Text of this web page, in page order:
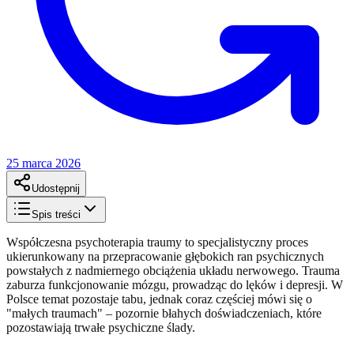
25 marca 2026
Udostępnij
Spis treści
Współczesna psychoterapia traumy to specjalistyczny proces
ukierunkowany na przepracowanie głębokich ran psychicznych
powstałych z nadmiernego obciążenia układu nerwowego. Trauma
zaburza funkcjonowanie mózgu, prowadząc do lęków i depresji. W
Polsce temat pozostaje tabu, jednak coraz częściej mówi się o
"małych traumach" – pozornie błahych doświadczeniach, które
pozostawiają trwałe psychiczne ślady.